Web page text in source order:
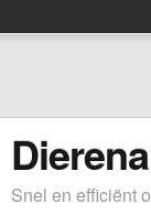
Snel en efficiënt